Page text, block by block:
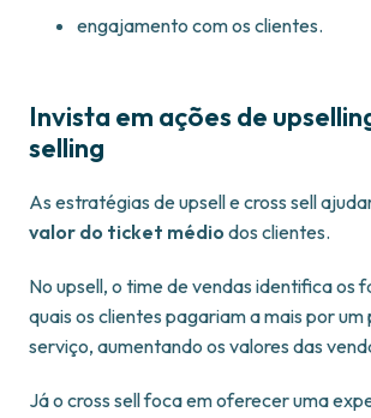
engajamento com os clientes.
Invista em ações de
selling
As estratégias de upsell e cross sell
valor do ticket médio dos clientes.
No upsell, o time de vendas identifica os
quais os clientes pagariam a mais por
serviço, aumentando os valores das
Já o cross sell foca em oferecer uma